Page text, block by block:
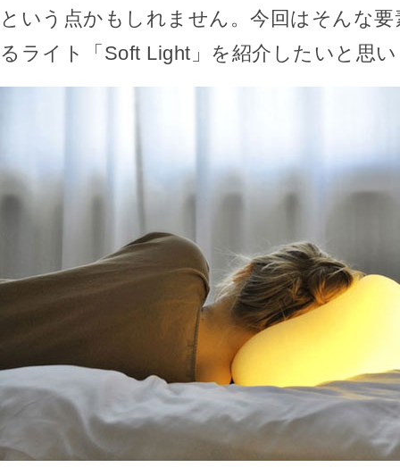
という点かもしれません。今回はそんな
るライト「Soft Light」を紹介したいと思